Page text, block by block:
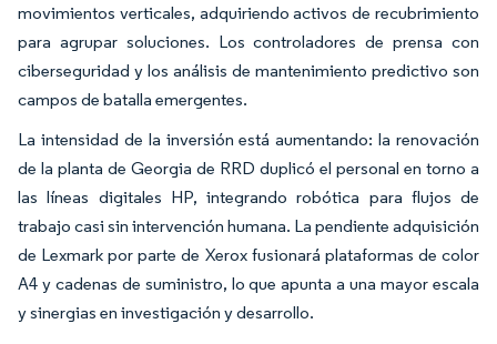
movimientos verticales, adquiriendo activos de recubrimiento
para agrupar soluciones. Los controladores de prensa con
ciberseguridad y los análisis de mantenimiento predictivo son
campos de batalla emergentes.
La intensidad de la inversión está aumentando: la renovación
de la planta de Georgia de RRD duplicó el personal en torno a
las líneas digitales HP, integrando robótica para flujos de
trabajo casi sin intervención humana. La pendiente adquisición
de Lexmark por parte de Xerox fusionará plataformas de color
A4 y cadenas de suministro, lo que apunta a una mayor escala
y sinergias en investigación y desarrollo.